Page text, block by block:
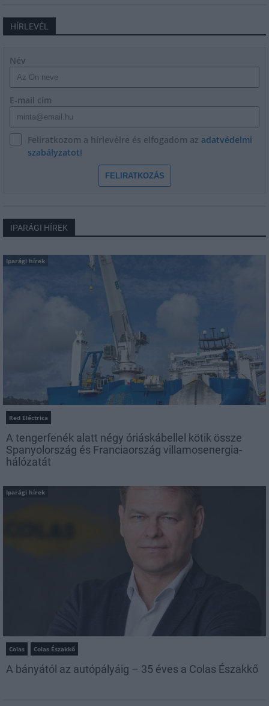
HÍRLEVÉL
Név
E-mail cím
Feliratkozom a hírlevélre és elfogadom az adatvédelmi
szabályzatot!
FELIRATKOZÁS
IPARÁGI HÍREK
Iparági hírek
Red Eléctrica
A tengerfenék alatt négy óriáskábellel kötik össze
Spanyolország és Franciaország villamosenergia-
hálózatát
Iparági hírek
Colas Colas Északkő
A bányától az autópályáig – 35 éves a Colas Északkő